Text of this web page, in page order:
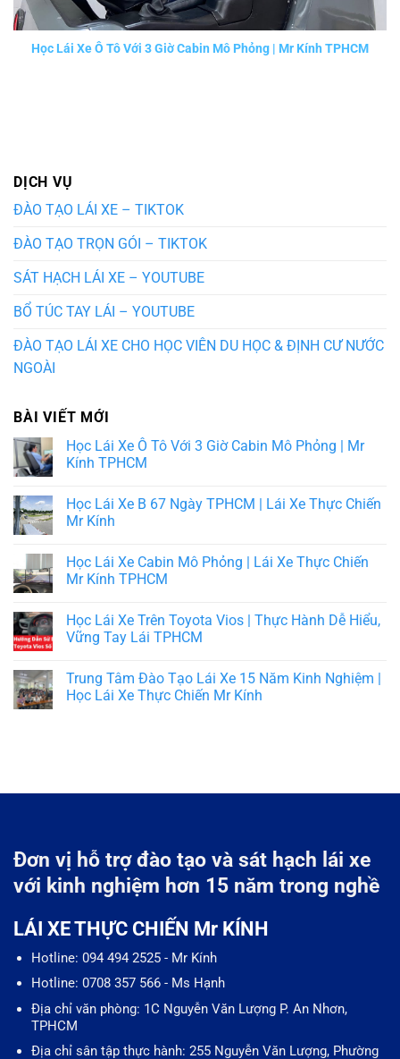
Học Lái Xe Ô Tô Với 3 Giờ Cabin Mô Phỏng | Mr Kính TPHCM
DỊCH VỤ
ĐÀO TẠO LÁI XE – TIKTOK
ĐÀO TẠO TRỌN GÓI – TIKTOK
SÁT HẠCH LÁI XE – YOUTUBE
BỔ TÚC TAY LÁI – YOUTUBE
ĐÀO TẠO LÁI XE CHO HỌC VIÊN DU HỌC & ĐỊNH CƯ NƯỚC
NGOÀI
BÀI VIẾT MỚI
Học Lái Xe Ô Tô Với 3 Giờ Cabin Mô Phỏng | Mr
Kính TPHCM
Học Lái Xe B 67 Ngày TPHCM | Lái Xe Thực Chiến
Mr Kính
Học Lái Xe Cabin Mô Phỏng | Lái Xe Thực Chiến
Mr Kính TPHCM
Học Lái Xe Trên Toyota Vios | Thực Hành Dễ Hiểu,
Vững Tay Lái TPHCM
Trung Tâm Đào Tạo Lái Xe 15 Năm Kinh Nghiệm |
Học Lái Xe Thực Chiến Mr Kính
Đơn vị hỗ trợ đào tạo và sát hạch lái xe
với kinh nghiệm hơn 15 năm trong nghề
LÁI XE THỰC CHIẾN Mr KÍNH
Hotline: 094 494 2525 - Mr Kính
Hotline: 0708 357 566 - Ms Hạnh
Địa chỉ văn phòng: 1C Nguyễn Văn Lượng P. An Nhơn,
TPHCM
Địa chỉ sân tập thực hành: 255 Nguyễn Văn Lượng, Phường